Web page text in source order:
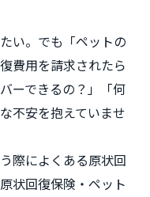
い。でも「ペットの
費用を請求されたら
ーできるの？」「何
不安を抱えていませ
際によくある原状回
状回復保険・ペット